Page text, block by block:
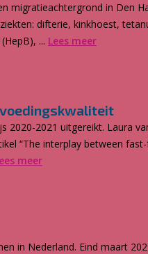
migratieachtergrond in Den
difterie, kinkhoest,
... Lees meer
2020-2021 uitgereikt. Laura
“The interplay between
meer
in Nederland. Eind maart